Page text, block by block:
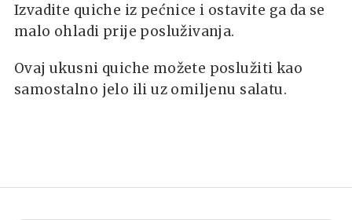
Izvadite quiche iz pećnice i ostavite ga da se
malo ohladi prije posluživanja.
Ovaj ukusni quiche možete poslužiti kao
samostalno jelo ili uz omiljenu salatu.